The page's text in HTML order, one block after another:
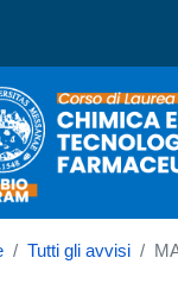
Tutti gli avvisi